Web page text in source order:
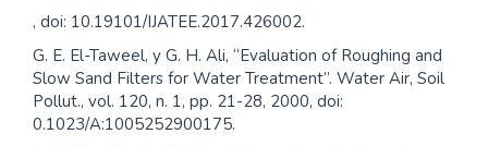
, doi: 10.19101/IJATEE.2017.426002.
G. E. El-Taweel, y G. H. Ali, “Evaluation of Roughing and
Slow Sand Filters for Water Treatment”. Water Air, Soil
Pollut., vol. 120, n. 1, pp. 21-28, 2000, doi:
0.1023/A:1005252900175.